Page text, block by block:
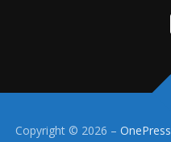
Copyright © 2026 – OnePress